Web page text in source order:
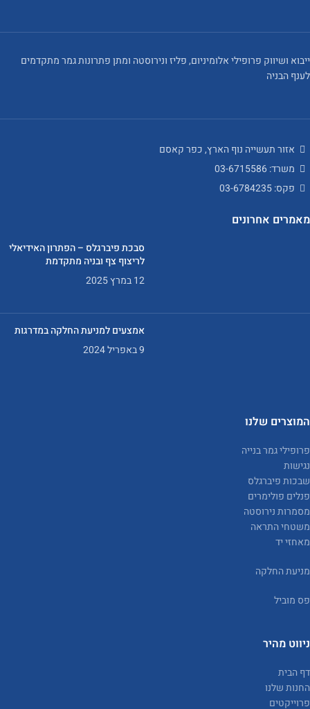
ייבוא ושיווק פרופילי אלומיניום, פליז ונירוסטה ומתן פתרונות גמר מתקדמים
לענף הבניה
אזור תעשייה נוף הארץ, כפר קאסם
משרד: 03-6715586
פקס: 03-6784235
מאמרים אחרונים
סבכת פיברגלס – הפתרון האידיאלי
לריצוף צף ובניה מתקדמת
12 במרץ 2025
אמצעים למניעת החלקה במדרגות
9 באפריל 2024
המוצרים שלנו
פרופילי גמר בנייה
נגישות
שבכות פיברגלס
פנלים פולימרים
מסמרות נירוסטה
משטחי התראה
מאחזי יד
מניעת החלקה
פס מוביל
ניווט מהיר
דף הבית
החנות שלנו
פרוייקטים